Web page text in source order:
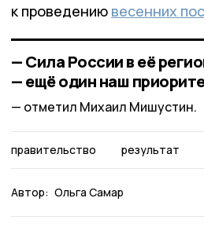
к проведению весенних
— Сила России в её
— ещё один наш
отметил Михаил Мишустин.
правительство результат
Автор: Ольга Самар